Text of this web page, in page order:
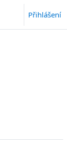
Přihlášení